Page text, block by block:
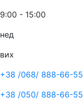
9:00 - 15:00
нед
вих
+38 /068/ 888-66-55
+38 /050/ 888-66-55